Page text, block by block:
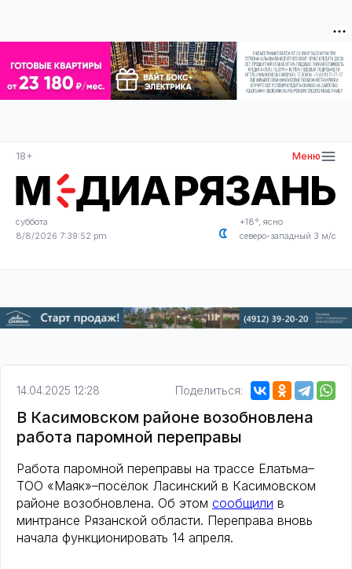
18+ Меню
суббота
8/8/2026 7:39:52 pm
+18°, ясно
северо-западный 3 м/с
14.04.2025 12:28 Поделиться:
В Касимовском районе возобновлена
работа паромной переправы
Работа паромной переправы на трассе Елатьма–
ТОО «Маяк»–посёлок Ласинский в Касимовском
районе возобновлена. Об этом сообщили в
минтрансе Рязанской области. Переправа вновь
начала функционировать 14 апреля.